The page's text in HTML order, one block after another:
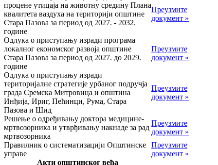
процене утицаја на животну средину Плана
квалитета ваздуха на територији општине
Стара Пазова за период од 2027. - 2032.
године
Преузмите
документ »
Одлука о приступању изради програма
локалног економског развоја општине
Стара Пазова за период од 2027. до 2029.
године
Преузмите
документ »
Одлука о приступању изради
територијалне стратегије урбаног подручја
града Сремска Митровица и општина
Инђија, Ириг, Пећинци, Рума, Стара
Пазова и Шид
Преузмите
документ »
Решење о одређивању доктора медицине-
мртвозорника и утврђивању накнаде за рад
мртвозорника
Преузмите
документ »
Правилник о систематизацији Општинске
управе
Преузмите
документ »
Акти општинског већа